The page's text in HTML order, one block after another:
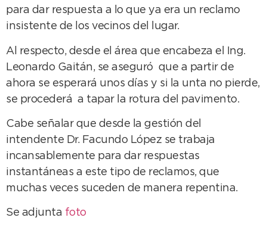
para dar respuesta a lo que ya era un reclamo
insistente de los vecinos del lugar.
Al respecto, desde el área que encabeza el Ing.
Leonardo Gaitán, se aseguró que a partir de
ahora se esperará unos días y si la unta no pierde,
se procederá a tapar la rotura del pavimento.
Cabe señalar que desde la gestión del
intendente Dr. Facundo López se trabaja
incansablemente para dar respuestas
instantáneas a este tipo de reclamos, que
muchas veces suceden de manera repentina.
Se adjunta foto